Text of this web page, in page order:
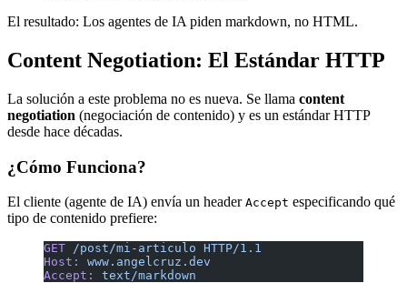
El resultado: Los agentes de IA piden markdown, no HTML.
Content Negotiation: El Estándar HTTP
La solución a este problema no es nueva. Se llama content
negotiation (negociación de contenido) y es un estándar HTTP
desde hace décadas.
¿Cómo Funciona?
El cliente (agente de IA) envía un header Accept especificando qué
tipo de contenido prefiere:
GET /post/mi-articulo HTTP/1.1
Host:
www.angelcruz.dev
Accept:
text/markdown